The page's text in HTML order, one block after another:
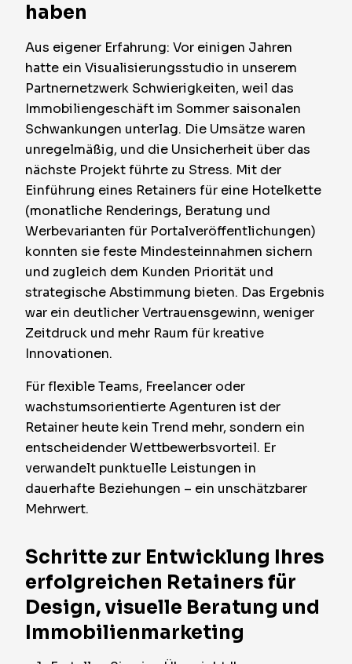
haben
Aus eigener Erfahrung: Vor einigen Jahren
hatte ein Visualisierungsstudio in unserem
Partnernetzwerk Schwierigkeiten, weil das
Immobiliengeschäft im Sommer saisonalen
Schwankungen unterlag. Die Umsätze waren
unregelmäßig, und die Unsicherheit über das
nächste Projekt führte zu Stress. Mit der
Einführung eines Retainers für eine Hotelkette
(monatliche Renderings, Beratung und
Werbevarianten für Portalveröffentlichungen)
konnten sie feste Mindesteinnahmen sichern
und zugleich dem Kunden Priorität und
strategische Abstimmung bieten. Das Ergebnis
war ein deutlicher Vertrauensgewinn, weniger
Zeitdruck und mehr Raum für kreative
Innovationen.
Für flexible Teams, Freelancer oder
wachstumsorientierte Agenturen ist der
Retainer heute kein Trend mehr, sondern ein
entscheidender Wettbewerbsvorteil. Er
verwandelt punktuelle Leistungen in
dauerhafte Beziehungen – ein unschätzbarer
Mehrwert.
Schritte zur Entwicklung Ihres
erfolgreichen Retainers für
Design, visuelle Beratung und
Immobilienmarketing